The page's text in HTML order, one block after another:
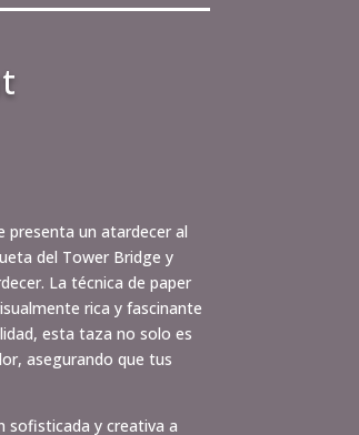
presenta un atardecer al
del Tower Bridge y
La técnica de paper
rica y fascinante
esta taza no solo es
asegurando que tus
sofisticada y creativa a